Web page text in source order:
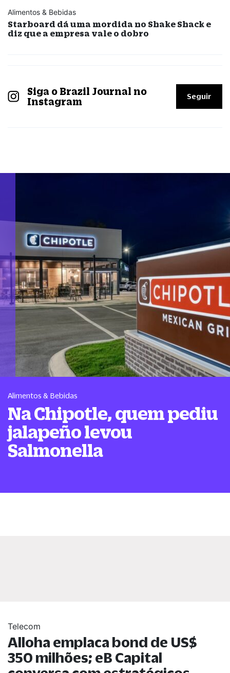
Alimentos & Bebidas
Starboard dá uma mordida no Shake Shack e
diz que a empresa vale o dobro
Siga o Brazil Journal no
Instagram
Seguir
Alimentos & Bebidas
Na Chipotle, quem pediu
jalapeño levou
Salmonella
Telecom
Alloha emplaca bond de US$
350 milhões; eB Capital